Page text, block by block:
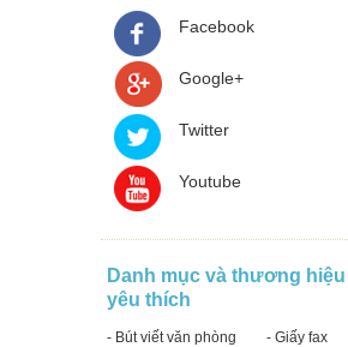
Facebook
Google+
Twitter
Youtube
Danh mục và thương
yêu thích
- Bút viết văn phòng - Giấy fax